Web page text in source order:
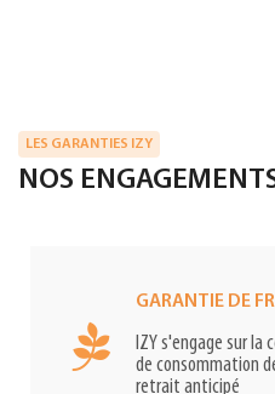
LES GARANTIES IZY
NOS
GARANTIE DE
IZY s'engage sur
de consommation
retrait anticipé